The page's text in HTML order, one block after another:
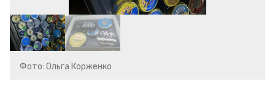
Фото: Ольга Корженко